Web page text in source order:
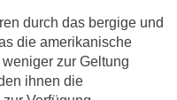
durch das bergige und
die amerikanische
zur Geltung
ihnen die